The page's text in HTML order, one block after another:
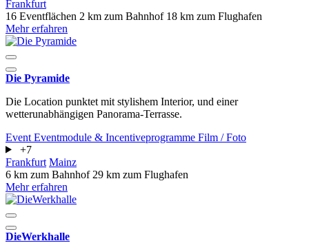
Frankfurt
16 Eventflächen 2 km zum Bahnhof 18 km zum Flughafen
Mehr erfahren
Die Pyramide
Die Location punktet mit stylishem Interior, und einer
wetterunabhängigen Panorama-Terrasse.
Event Eventmodule & Incentiveprogramme Film / Foto
+7
Frankfurt Mainz
6 km zum Bahnhof 29 km zum Flughafen
Mehr erfahren
DieWerkhalle